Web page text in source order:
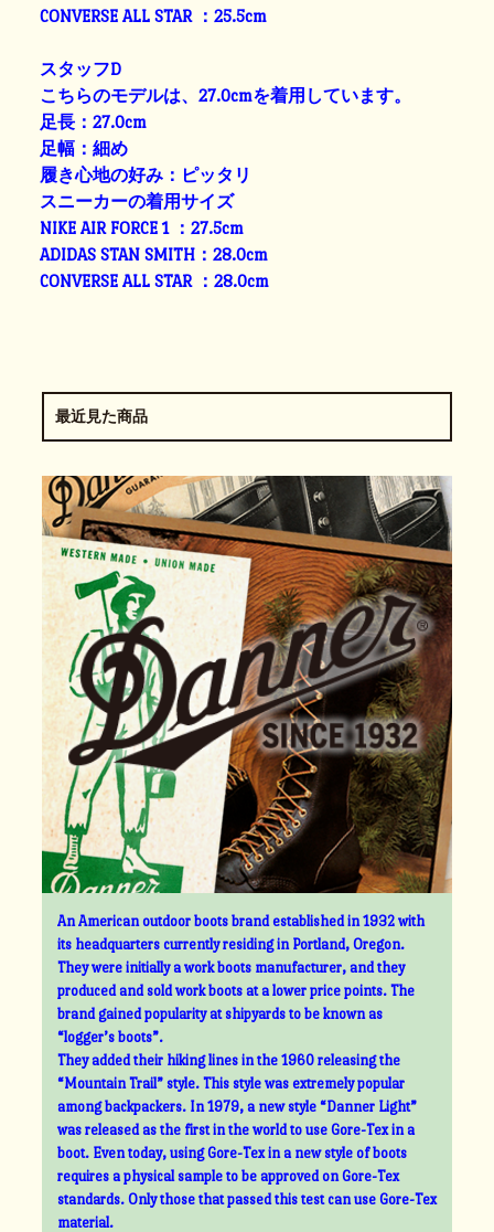
CONVERSE ALL STAR ：25.5cm
スタッフD
こちらのモデルは、27.0cmを着用しています。
足長：27.0cm
足幅：細め
履き心地の好み：ピッタリ
スニーカーの着用サイズ
NIKE AIR FORCE 1 ：27.5cm
ADIDAS STAN SMITH：28.0cm
CONVERSE ALL STAR ：28.0cm
最近見た商品
An American outdoor boots brand established in 1932 with
its headquarters currently residing in Portland, Oregon.
They were initially a work boots manufacturer, and they
produced and sold work boots at a lower price points. The
brand gained popularity at shipyards to be known as
“logger’s boots”.
They added their hiking lines in the 1960 releasing the
“Mountain Trail” style. This style was extremely popular
among backpackers. In 1979, a new style “Danner Light”
was released as the first in the world to use Gore-Tex in a
boot. Even today, using Gore-Tex in a new style of boots
requires a physical sample to be approved on Gore-Tex
standards. Only those that passed this test can use Gore-Tex
material.